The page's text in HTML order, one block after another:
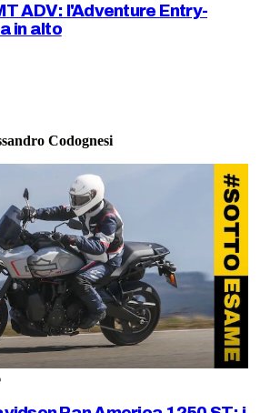
ADV: l'Adventure Entry-
in alto
Codognesi